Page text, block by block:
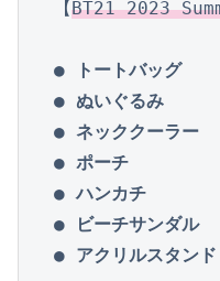
【BT21 2023
● トートバッグ
● ぬいぐるみ
● ネッククーラー
● ポーチ
● ハンカチ
● ビーチサンダル
● アクリルスタンド